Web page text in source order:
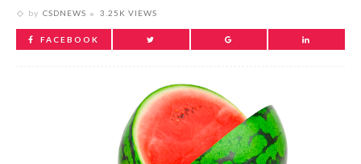
by CSDNEWS 3.25K VIEWS
FACEBOOK